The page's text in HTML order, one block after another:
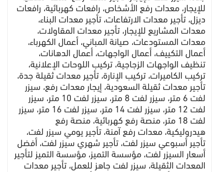
للإيجار، معدات رفع الأشخاص، رافعات كهربائية، رافعات
ديزل، تأجير معدات الارتفاعات، تأجير معدات البناء،
معدات المشاريع للإيجار، تأجير معدات المقاولات،
معدات المستودعات، صيانة المباني، أعمال الكهرباء،
أعمال التكييف، أعمال الواجهات، أعمال الدهانات،
تنظيف الواجهات الزجاجية، تركيب اللوحات الإعلانية،
تركيب الكاميرات، تركيب الإنارة، تأجير معدات ثقيلة جدة،
تأجير معدات ثقيلة السعودية، إيجار معدات رفع، سيزر
لفت 6 متر، سيزر لفت 8 متر، سيزر لفت 10 متر، سيزر
لفت 12 متر، سيزر لفت 14 متر، سيزر لفت 16 متر، سيزر
لفت 18 متر، منصة رفع كهربائية، منصة رفع
هيدروليكية، معدات رفع آمنة، تأجير يومي سيزر لفت،
تأجير أسبوعي سيزر لفت، تأجير شهري سيزر لفت، أفضل
أسعار السيزر لفت، مؤسسة التميز، مؤسسة التميز لتأجير
المعدات الثقيلة، سيزر لفت جاهز للعمل، تأجير معدات